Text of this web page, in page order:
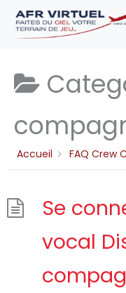
Aller
Accueil FAQ Crew
Se
vocal